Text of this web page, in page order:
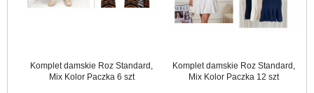
Komplet damskie Roz Standard,
Mix Kolor Paczka 6 szt
Komplet damskie Roz Standard,
Mix Kolor Paczka 12 szt